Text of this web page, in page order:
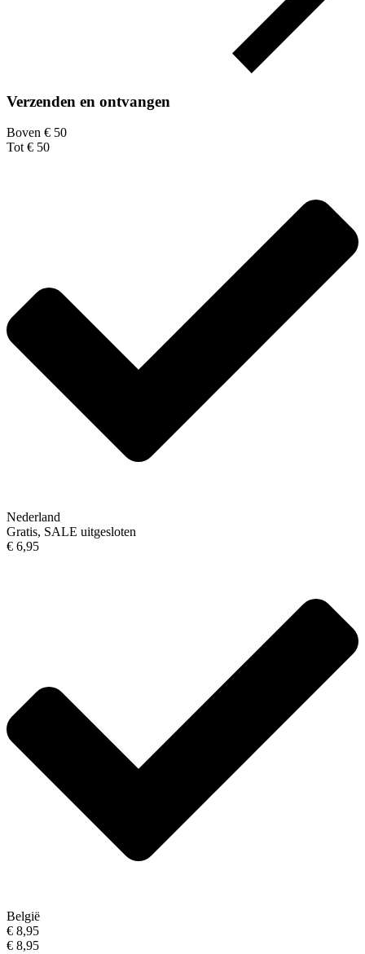
Verzenden en ontvangen
Boven € 50
Tot € 50
Nederland
Gratis, SALE uitgesloten
€ 6,95
België
€ 8,95
€ 8,95